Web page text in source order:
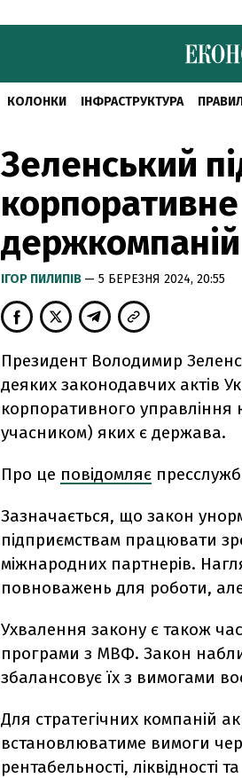
КОЛОНКИ ІНФРАСТРУКТУРА
Зеленський
держкомпаній
ІГОР ПИЛИПІВ — 5 БЕРЕЗНЯ 2024, 20:55
Президент Володимир
деяких законодавчих актів
корпоративного
учасником) яких є держава.
Про це повідомляє
Зазначається, що закон
підприємствам працювати
міжнародних партнерів.
повноважень для роботи, але
Ухвалення закону є також
програми з МВФ. Закон
збалансовує їх з вимогами
Для стратегічних компаній
встановлюватиме вимоги
рентабельності, ліквідності